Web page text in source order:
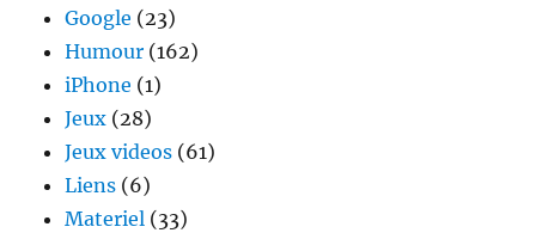
Google (23)
Humour (162)
iPhone (1)
Jeux (28)
Jeux videos (61)
Liens (6)
Materiel (33)